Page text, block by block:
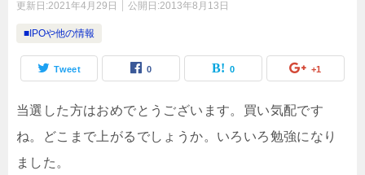
更新日:2021年4月29日 公開日:2013年8月13日
■IPOや他の情報
Tweet 0 0 +1
当選した方はおめでとうございます。買い気配です
ね。どこまで上がるでしょうか。いろいろ勉強になり
ました。